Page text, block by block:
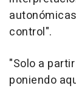
control".
"Solo a
poniendo